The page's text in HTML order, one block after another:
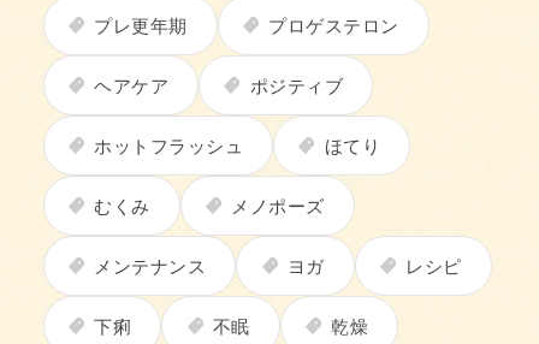
プレ更年期 プロゲステロン
ヘアケア ポジティブ
ホットフラッシュ ほてり
むくみ メノポーズ
メンテナンス ヨガ レシピ
下痢 不眠 乾燥